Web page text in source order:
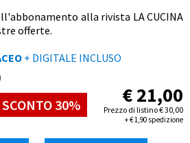
alla rivista LA CUCINA
offerte.
+ DIGITALE INCLUSO
SCONTO 30%
€21,00
Prezzo di listino€30,00
+€1,90 spedizione